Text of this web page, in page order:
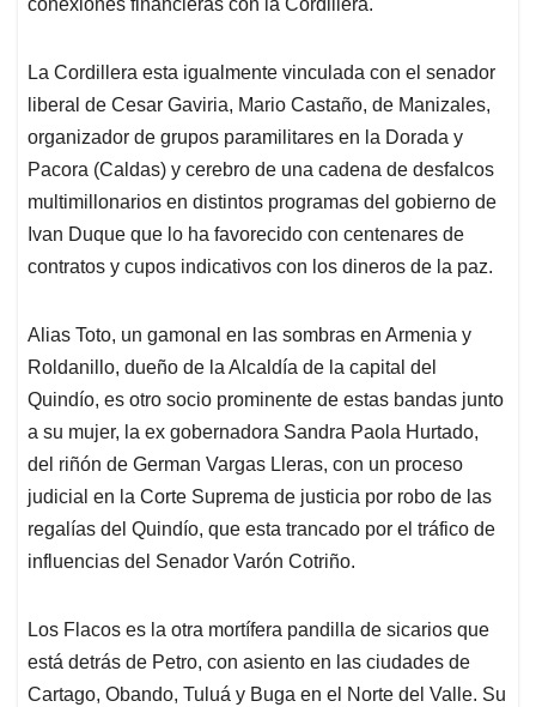
conexiones financieras con la Cordillera.
La Cordillera esta igualmente vinculada con el senador
liberal de Cesar Gaviria, Mario Castaño, de Manizales,
organizador de grupos paramilitares en la Dorada y
Pacora (Caldas) y cerebro de una cadena de desfalcos
multimillonarios en distintos programas del gobierno de
Ivan Duque que lo ha favorecido con centenares de
contratos y cupos indicativos con los dineros de la paz.
Alias Toto, un gamonal en las sombras en Armenia y
Roldanillo, dueño de la Alcaldía de la capital del
Quindío, es otro socio prominente de estas bandas junto
a su mujer, la ex gobernadora Sandra Paola Hurtado,
del riñón de German Vargas Lleras, con un proceso
judicial en la Corte Suprema de justicia por robo de las
regalías del Quindío, que esta trancado por el tráfico de
influencias del Senador Varón Cotriño.
Los Flacos es la otra mortífera pandilla de sicarios que
está detrás de Petro, con asiento en las ciudades de
Cartago, Obando, Tuluá y Buga en el Norte del Valle. Su